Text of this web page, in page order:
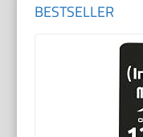
BESTSELLER